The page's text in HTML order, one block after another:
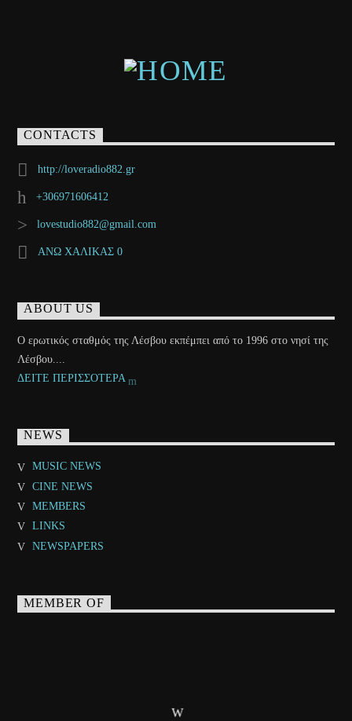
CONTACTS
http://loveradio882.gr
+306971606412
lovestudio882@gmail.com
ΑΝΩ ΧΑΛΙΚΑΣ 0
ABOUT US
Ο ερωτικός σταθμός της Λέσβου εκπέμπει από το 1996 στο νησί της
Λέσβου....
ΔΕΙΤΕ ΠΕΡΙΣΣΟΤΕΡΑ
NEWS
MUSIC NEWS
CINE NEWS
MEMBERS
LINKS
NEWSPAPERS
MEMBER OF